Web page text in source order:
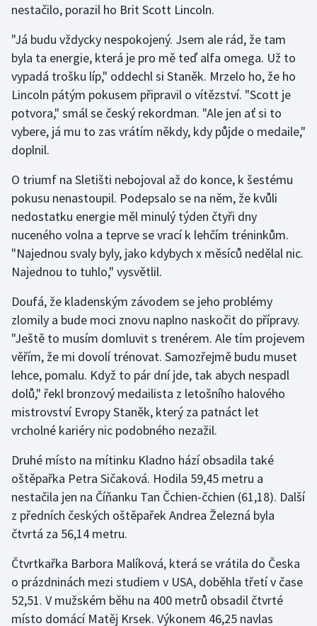
Olympijské hry
Parasport
Plavání
Plážový volejbal
Ragby
Rychlobruslení
Rychlostní kanoistika
Short track
Stolní tenis
Triatlon
Veslování
Vodní slalom
Volejbal
Ostatní
nestačilo, porazil ho Brit Scott Lincoln.
"Já budu vždycky nespokojený. Jsem ale rád, že tam
byla ta energie, která je pro mě teď alfa omega. Už to
vypadá trošku líp," oddechl si Staněk. Mrzelo ho, že ho
Lincoln pátým pokusem připravil o vítězství. "Scott je
potvora," smál se český rekordman. "Ale jen ať si to
vybere, já mu to zas vrátím někdy, kdy půjde o medaile,"
doplnil.
O triumf na Sletišti nebojoval až do konce, k šestému
pokusu nenastoupil. Podepsalo se na něm, že kvůli
nedostatku energie měl minulý týden čtyři dny
nuceného volna a teprve se vrací k lehčím tréninkům.
"Najednou svaly byly, jako kdybych x měsíců nedělal nic.
Najednou to tuhlo," vysvětlil.
Doufá, že kladenským závodem se jeho problémy
zlomily a bude moci znovu naplno naskočit do přípravy.
"Ještě to musím domluvit s trenérem. Ale tím projevem
věřím, že mi dovolí trénovat. Samozřejmě budu muset
lehce, pomalu. Když to pár dní jde, tak abych nespadl
dolů," řekl bronzový medailista z letošního halového
mistrovství Evropy Staněk, který za patnáct let
vrcholné kariéry nic podobného nezažil.
Druhé místo na mítinku Kladno hází obsadila také
oštěpařka Petra Sičaková. Hodila 59,45 metru a
nestačila jen na Číňanku Tan Čchien-čchien (61,18). Další
z předních českých oštěpařek Andrea Železná byla
čtvrtá za 56,14 metru.
Čtvrtkařka Barbora Malíková, která se vrátila do Česka
o prázdninách mezi studiem v USA, doběhla třetí v čase
52,51. V mužském běhu na 400 metrů obsadil čtvrté
místo domácí Matěj Krsek. Výkonem 46,25 navlas